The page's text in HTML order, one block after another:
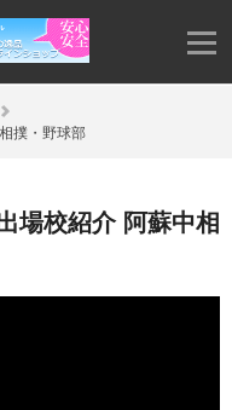
撲・野球部
場校紹介 阿蘇中相